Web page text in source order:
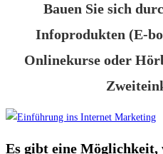
Bauen Sie sich
Infoprodukten (E-
Onlinekurse oder
Es gibt eine Möglichkeit,